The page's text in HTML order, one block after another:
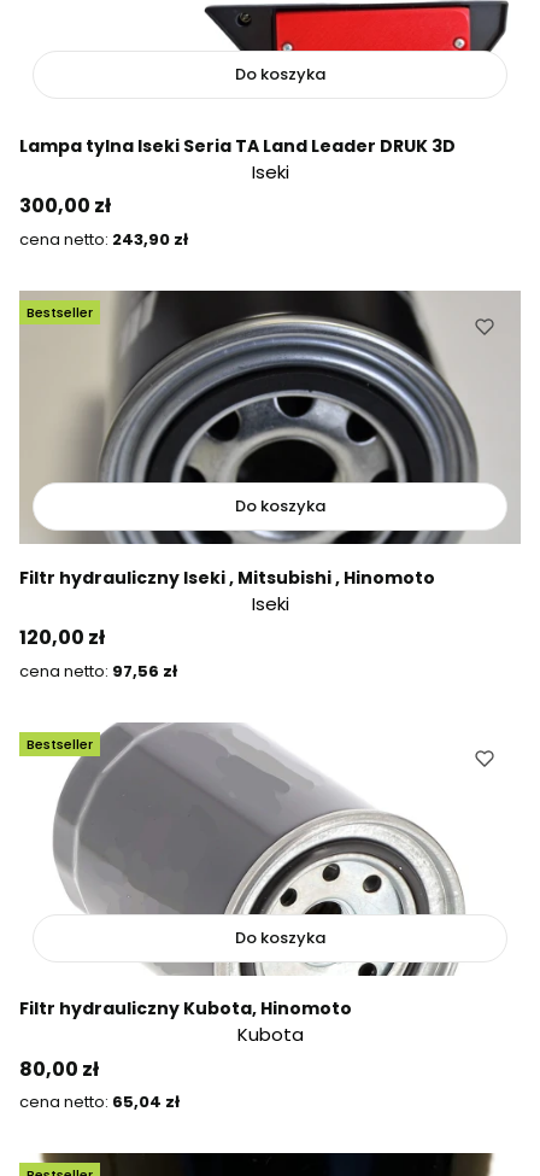
Do koszyka
Lampa tylna Iseki Seria TA Land Leader DRUK 3D
Iseki
Cena
300,00 zł
Cena
243,90 zł
Bestseller
Do koszyka
Filtr hydrauliczny Iseki , Mitsubishi , Hinomoto
Iseki
Cena
120,00 zł
Cena
97,56 zł
Bestseller
Do koszyka
Filtr hydrauliczny Kubota, Hinomoto
Kubota
Cena
80,00 zł
Cena
65,04 zł